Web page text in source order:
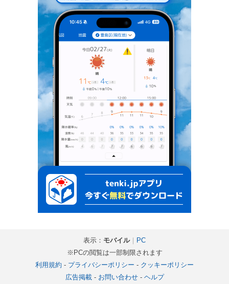
表示： モバイル｜ PC
※PCの閲覧は一部制限されます
利用規約 - プライバシーポリシー - クッキーポリシー
広告掲載- お問い合わせ- ヘルプ